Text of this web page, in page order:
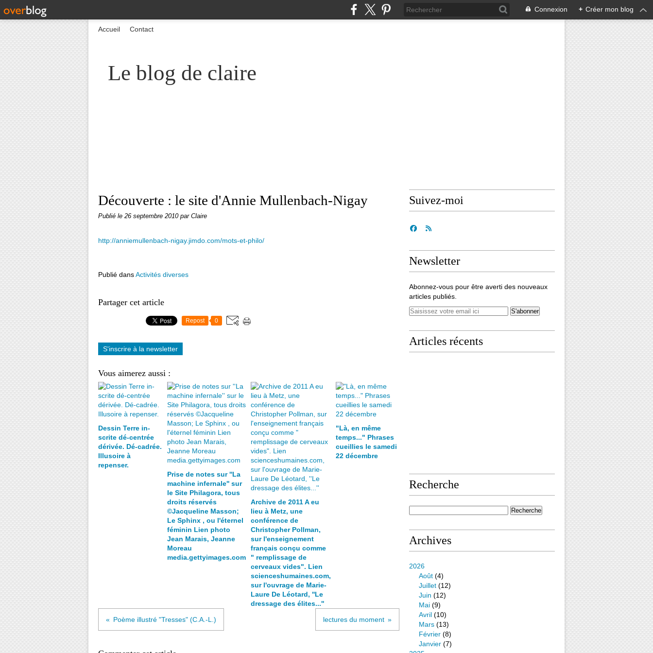
Connexion + Créer mon blog
Le blog de claire
Accueil Contact
Découverte : le site d'Annie Mullenbach-Nigay
Publié le 26 septembre 2010 par Claire
http://anniemullenbach-nigay.jimdo.com/mots-et-philo/
Publié dansActivités diverses
Partager cet article
Repost 0
S'inscrire à la newsletter
Vous aimerez aussi :
Dessin Terre in-
scrite dé-centrée
dérivée. Dé-cadrée.
Illusoire à
repenser.
Prise de notes sur ''La
machine infernale'' sur
le Site Philagora, tous
droits réservés
©Jacqueline Masson;
Le Sphinx , ou l'éternel
féminin Lien photo
Jean Marais, Jeanne
Moreau
media.gettyimages.com
Archive de 2011 A eu
lieu à Metz, une
conférence de
Christopher Pollman,
sur l'enseignement
français conçu comme
" remplissage de
cerveaux vides". Lien
scienceshumaines.com,
sur l'ouvrage de Marie-
Laure De Léotard, ''Le
dressage des élites...''
"Là, en même
temps..." Phrases
cueillies le samedi
22 décembre
Poème illustré "Tresses" (C.A.-L.) lectures du moment
Suivez-moi
Newsletter
Abonnez-vous pour être averti des nouveaux
articles publiés.
Articles récents
Recherche
Archives
2026
Août (4)
Juillet (12)
Juin (12)
Mai (9)
Avril (10)
Mars (13)
Février (8)
Janvier (7)